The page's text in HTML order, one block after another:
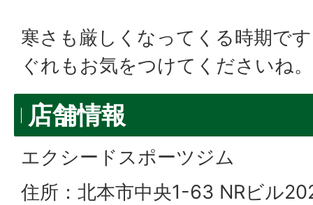
寒さも厳しくなってくる時期で
ぐれもお気をつけてくださいね
店舗情報
エクシードスポーツジム
住所：北本市中央1-63 NRビル